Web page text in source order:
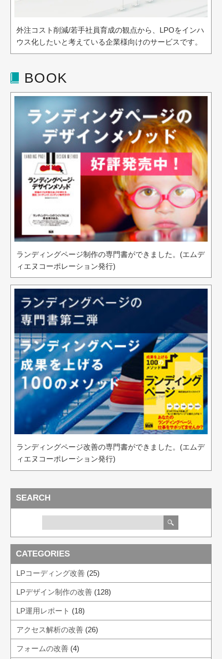
外注コスト削減/若手社員育成の観点から、LPOをインハ
ウス化したいと考えている企業様向けのサービスです。
BOOK
ランディングページ制作の専門書ができました。(エムデ
ィエヌコーポレーション発行)
ランディングページ改善の専門書ができました。(エムデ
ィエヌコーポレーション発行)
SEARCH
CATEGORIES
LPコーディング改善(25)
LPデザイン制作の改善(128)
LP運用レポート (18)
アクセス解析の改善(26)
フォームの改善(4)